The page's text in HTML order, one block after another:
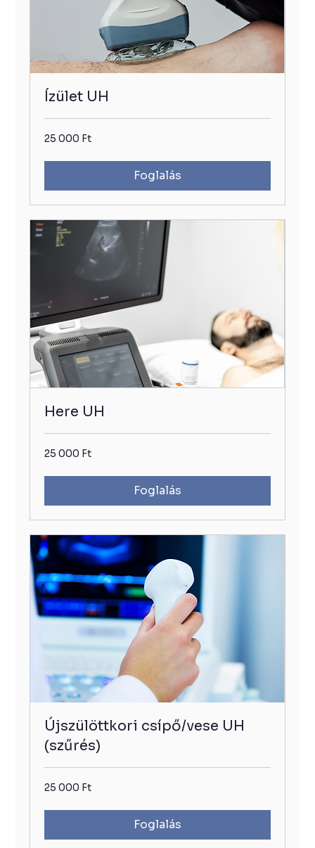
Ízület UH
25
000
25 000 Ft
Foglalás
Here UH
25
000
25 000 Ft
Foglalás
Újszülöttkori csípő/vese UH
(szűrés)
25
000
25 000 Ft
Foglalás